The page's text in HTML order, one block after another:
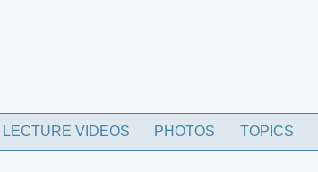
LECTURE VIDEOS PHOTOS TOPICS